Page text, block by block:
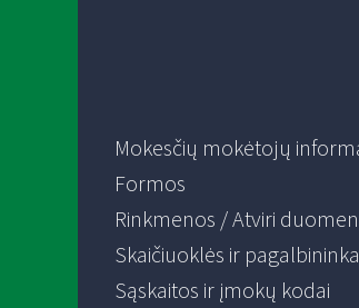
Mokesčių mokėtojų
Formos
Rinkmenos / Atviri
Skaičiuoklės ir
Sąskaitos ir įmokų kodai